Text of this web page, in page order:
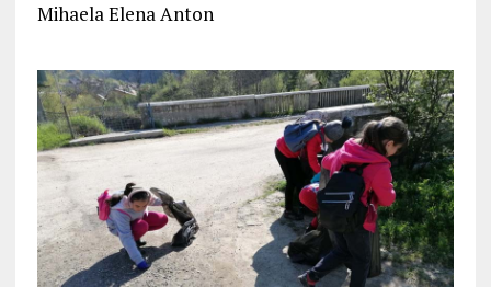
Mihaela Elena Anton